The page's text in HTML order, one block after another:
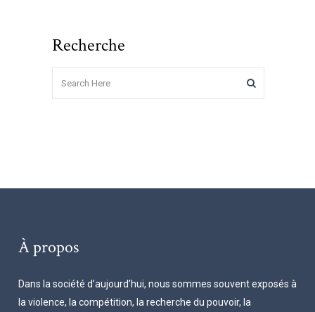
Recherche
À propos
Dans la société d’aujourd’hui, nous sommes souvent exposés à
la violence, la compétition, la recherche du pouvoir, la